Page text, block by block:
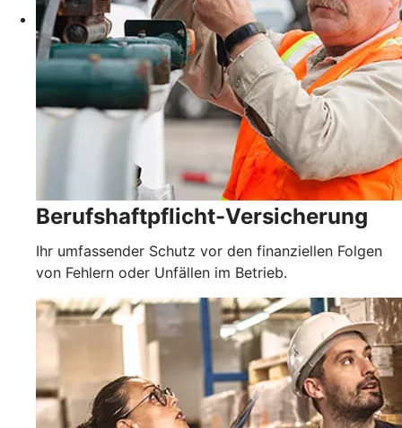
Berufshaftpflicht-Versicherung
Ihr umfassender Schutz vor den finanziellen Folgen
von Fehlern oder Unfällen im Betrieb.